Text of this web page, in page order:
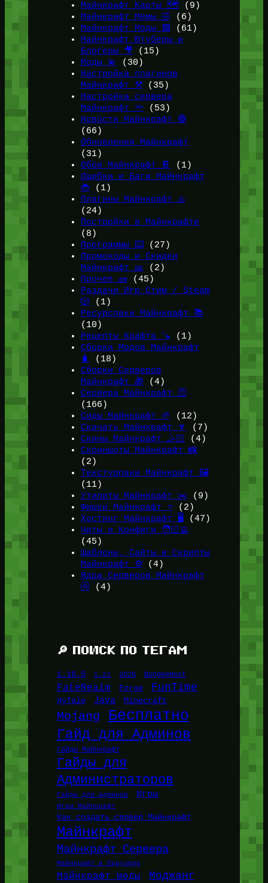
Майнкрафт Карты 🗺️(9)
Майнкрафт Мемы 🤣 (6)
Майнкрафт Моды 🟩 (61)
Майнкрафт Ютуберы и
Блогеры 🎥
(15)
Моды 💫
(30)
Настройка плагинов
Майнкрафт ⚒️(35)
Настройка сервера
Майнкрафт 🔦 (53)
Новости Майнкрафт 🔴
(66)
Обновления Майнкрафт
(31)
Обои Майнкрафт 📔
(1)
Ошибки и Баги Майнкрафт
🐞(1)
Плагины Майнкрафт ♨️
(24)
Постройки в Майнкрафте
(8)
Программы ⌨️(27)
Промокоды и Скидки
Майнкрафт 🎫
(2)
Прочее 🧱 (45)
Раздачи Игр Стим / Steam
🎲 (1)
Ресурспаки Майнкрафт 📚
(10)
Рецепты Крафта 🪚 (1)
Сборки Модов Майнкрафт
🧳
(18)
Сборки Серверов
Майнкрафт 🎁 (4)
Сервера Майнкрафт 🛜
(166)
Сиды Майнкрафт 🌱
(12)
Скачать Майнкрафт 🔽
(7)
Скины Майнкрафт 🤹🏻
(4)
Скриншоты Майнкрафт 📸
(2)
Текстурпаки Майнкрафт 🖼️
(11)
Утилиты Майнкрафт ✂️ (9)
Фишки Майнкрафт ⭐(2)
Хостинг Майнкрафт 🖥️ (47)
Читы и Конфиги 🧑🏻‍💻
(45)
Шаблоны, Сайты и Скрипты
Майнкрафт ⚙️ (4)
Ядра Серверов Майнкрафт
🚰(4)
🔎 ПОИСК ПО ТЕГАМ
1.16.5 1.21 2026 BungeeHost
FateRealm Forge FunTime
HyTale Java Minecraft
Mojang Бесплатно
Гайд для Админов
Гайды Майнкрафт
Гайды для
Администраторов
Гайды для админов Игры
Игры Майнкрафт
Как создать сервер Майнкрафт
Майнкрафт
Майнкрафт Сервера
Майнкрафт в браузере
Майнкрафт моды Моджанг